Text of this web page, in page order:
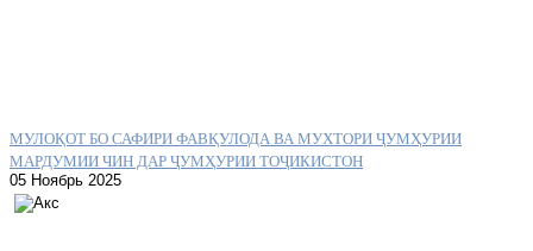
МУЛОҚОТ БО САФИРИ ФАВҚУЛОДА ВА МУХТОРИ ҶУМҲУРИИ
МАРДУМИИ ЧИН ДАР ҶУМҲУРИИ ТОҶИКИСТОН
05 Ноябрь 2025